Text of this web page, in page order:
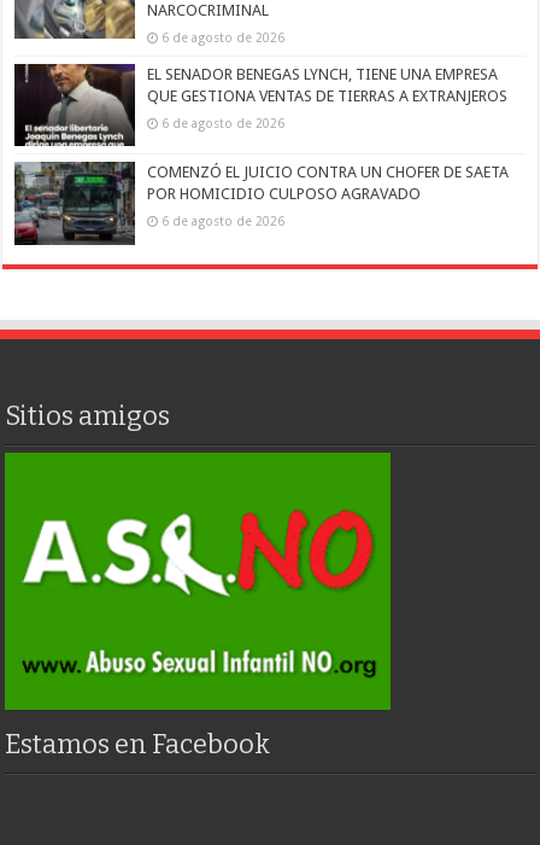
NARCOCRIMINAL
6 de agosto de 2026
EL SENADOR BENEGAS LYNCH, TIENE UNA EMPRESA
QUE GESTIONA VENTAS DE TIERRAS A EXTRANJEROS
6 de agosto de 2026
COMENZÓ EL JUICIO CONTRA UN CHOFER DE SAETA
POR HOMICIDIO CULPOSO AGRAVADO
6 de agosto de 2026
Sitios amigos
Estamos en Facebook